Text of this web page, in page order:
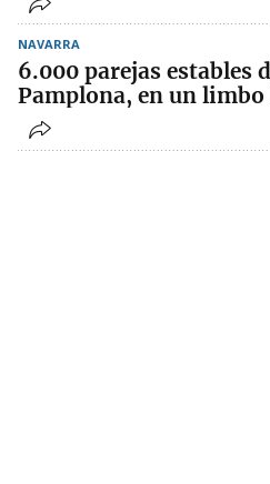
NAVARRA
6.000 parejas estables
Pamplona, en un limbo